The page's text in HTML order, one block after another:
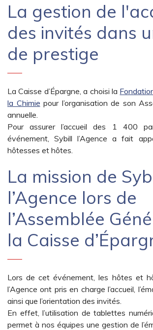
La gestion de
des invités dans
de prestige
La Caisse d’Épargne, a choisi la
la Chimie pour l’organisation de son
annuelle.
Pour assurer l’accueil des 1 400
événement, Sybill l’Agence a fait
hôtesses et hôtes.
La mission de
l’Agence lors de
l’Assemblée
la Caisse
Lors de cet événement, les hôtes et
l’Agence ont pris en charge l’accueil,
ainsi que l’orientation des invités.
En effet, l’utilisation de tablettes
permet à nos équipes une gestion de